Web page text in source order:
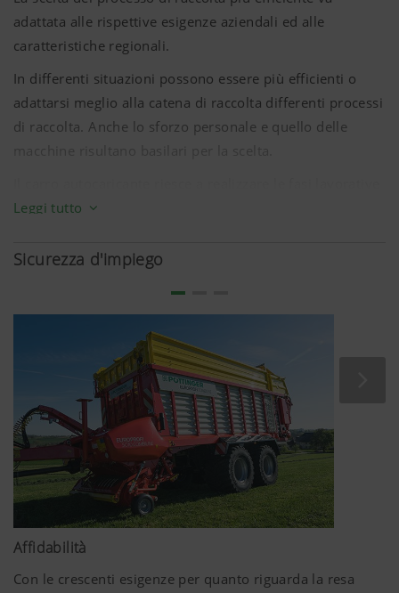
adattata alle rispettive esigenze aziendali ed alle
caratteristiche regionali.
In differenti situazioni possono essere più efficienti o
adattarsi meglio alla catena di raccolta differenti processi
di raccolta. Anche lo sforzo personale e quello delle
della raccolta, del taglio, della compattazione e del
moderni vengono generalmente proposti come carri
flessibilità d'impiego (caricamento e trasporto), la
macchina è utilizzabile in modo ottimale.
L'impiego del carro autocaricante garantisce qualità di
foraggio ed insilato ottimali a costi ridotti e rappresenta
perciò il processo di raccolta del futuro.
Leggi tutto
Sicurezza d'impiego
Affidabilità
Con le crescenti esigenze per quanto riguarda la resa